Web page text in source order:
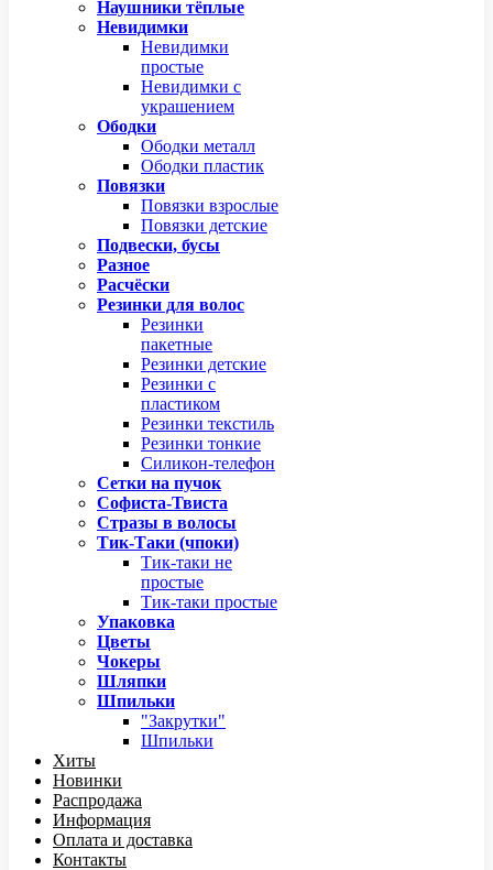
Наушники тёплые
Невидимки
Невидимки
простые
Невидимки с
украшением
Ободки
Ободки металл
Ободки пластик
Повязки
Повязки взрослые
Повязки детские
Подвески, бусы
Разное
Расчёски
Резинки для волос
Резинки
пакетные
Резинки детские
Резинки с
пластиком
Резинки текстиль
Резинки тонкие
Силикон-телефон
Сетки на пучок
Софиста-Твиста
Стразы в волосы
Тик-Таки (чпоки)
Тик-таки не
простые
Тик-таки простые
Упаковка
Цветы
Чокеры
Шляпки
Шпильки
"Закрутки"
Шпильки
Хиты
Новинки
Распродажа
Информация
Оплата и доставка
Контакты